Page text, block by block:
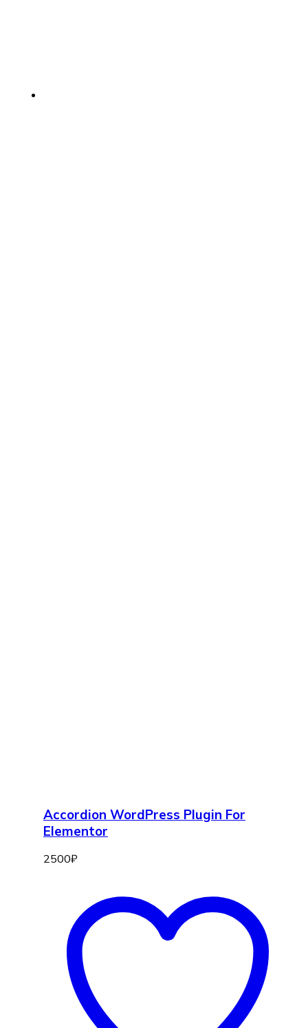
Accordion WordPress Plugin For
Elementor
2500₽